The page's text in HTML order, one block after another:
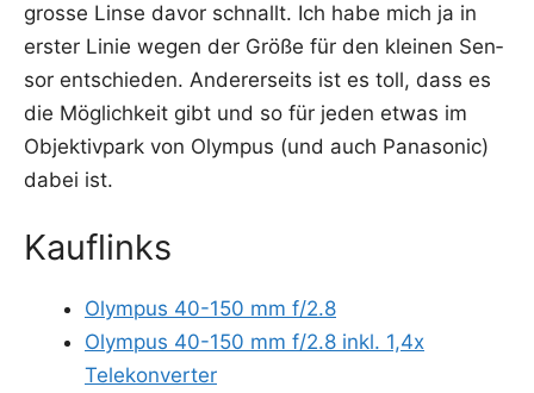
gros­se Lin­se davor schnallt. Ich habe mich ja in
ers­ter Linie wegen der Grö­ße für den klei­nen Sen­
sor ent­schie­den. Ande­rer­seits ist es toll, dass es
die Mög­lich­keit gibt und so für jeden etwas im
Objek­tiv­park von Olym­pus (und auch Pana­so­nic)
dabei ist.
Kauflinks
Olym­pus 40-150 mm f/2.8
Olym­pus 40-150 mm f/2.8 inkl. 1,4x
Telekonverter